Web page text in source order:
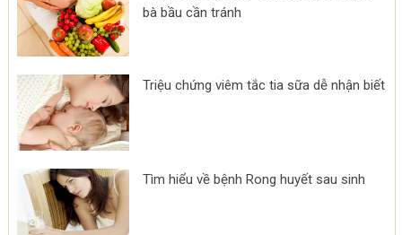
bà bầu cần tránh
Triệu chứng viêm tắc tia sữa dễ nhận biết
Tìm hiểu về bệnh Rong huyết sau sinh